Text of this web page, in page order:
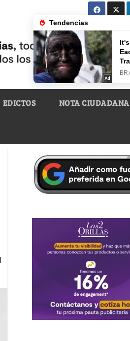
EDICTOS NOTA CIUDADANA